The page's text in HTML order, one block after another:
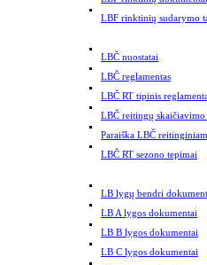
LBF rinktinių sudarymo
LBČ nuostatai
LBČ reglamentas
LBČ RT tipinis
LBČ reitingų skaičiavimo
Paraiška LBČ
LBČ RT sezono tepimai
LB lygų bendri
LB A lygos dokumentai
LB B lygos dokumentai
LB C lygos dokumentai